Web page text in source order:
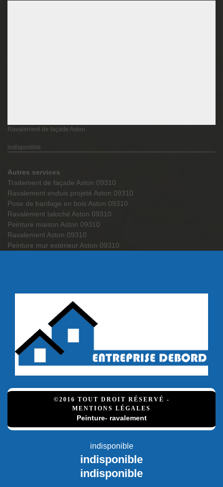
Ravalement de façade Aston
indisponible
Autres services
Traitement de façade Aston 09310
Ravalement enduis projeté Aston 09310
Pose de bardage en bois Aston 09310
Ravalement taloché Aston 09310
Peinture maison Aston 09310
Ravalement Aston 09310
Peinture mur extérieur Aston 09310
©2016 TOUT DROIT RÉSERVÉ -
MENTIONS LÉGALES
Peinture- ravalement
indisponible
indisponible
indisponible